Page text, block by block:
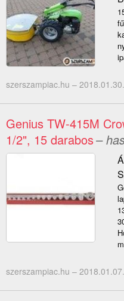
szerszampiac.hu – 2018.01.30.
Genius TW-415M
1/2", 15 darabos–
szerszampiac.hu – 2018.01.07.